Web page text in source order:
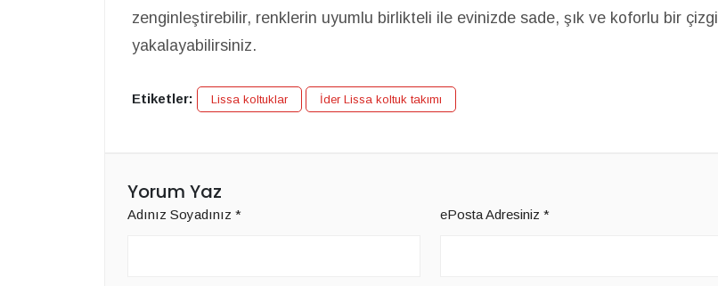
zenginleştirebilir, renklerin uyumlu birlikteli ile evinizde sade, şık ve koforlu bir çizgi
yakalayabilirsiniz.
Etiketler: Lissa koltuklar İder Lissa koltuk takımı
Yorum Yaz
Adınız Soyadınız * ePosta Adresiniz *